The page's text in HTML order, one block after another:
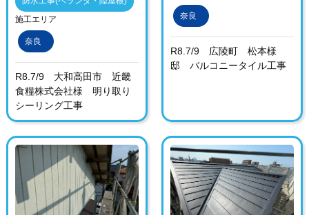
施工エリア
奈良
R8.7/9 大和高田市 近畿
食糧株式会社様 明り取り
シーリング工事
奈良
R8.7/9 広陵町 松本様
邸 バルコニータイル工事